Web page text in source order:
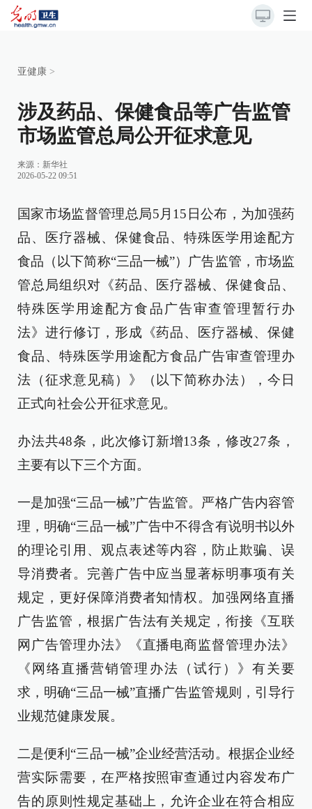
亚健康 >
涉及药品、保健食品等广告监管
市场监管总局公开征求意见
来源： 新华社
2026-05-22 09:51
国家市场监督管理总局5月15日公布，为加强药
品、医疗器械、保健食品、特殊医学用途配方
食品（以下简称“三品一械”）广告监管，市场监
管总局组织对《药品、医疗器械、保健食品、
特殊医学用途配方食品广告审查管理暂行办
法》进行修订，形成《药品、医疗器械、保健
食品、特殊医学用途配方食品广告审查管理办
法（征求意见稿）》（以下简称办法），今日
正式向社会公开征求意见。
办法共48条，此次修订新增13条，修改27条，
主要有以下三个方面。
一是加强“三品一械”广告监管。严格广告内容管
理，明确“三品一械”广告中不得含有说明书以外
的理论引用、观点表述等内容，防止欺骗、误
导消费者。完善广告中应当显著标明事项有关
规定，更好保障消费者知情权。加强网络直播
广告监管，根据广告法有关规定，衔接《互联
网广告管理办法》《直播电商监督管理办法》
《网络直播营销管理办法（试行）》有关要
求，明确“三品一械”直播广告监管规则，引导行
业规范健康发展。
二是便利“三品一械”企业经营活动。根据企业经
营实际需要，在严格按照审查通过内容发布广
告的原则性规定基础上，允许企业在符合相应